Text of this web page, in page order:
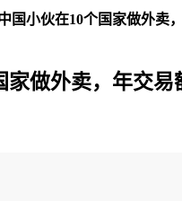
国小伙在10个国家做外卖
做外卖，年交